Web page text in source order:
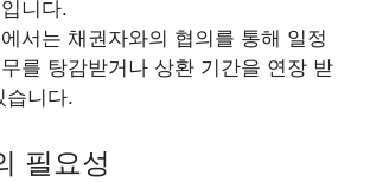
니다.
서는 채권자와의 협의를 통해 일정
를 탕감받거나 상환 기간을 연장 받
습니다.
필요성